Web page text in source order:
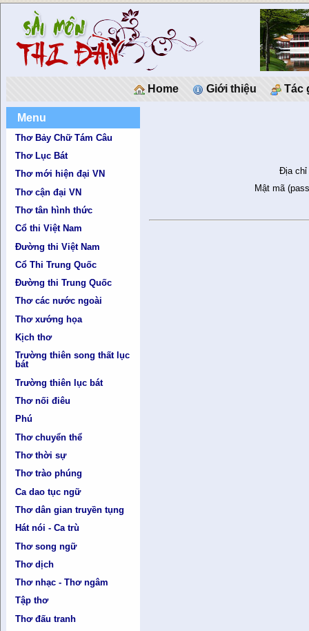
Home Giới thiệu Tác
Menu
Thơ Bảy Chữ Tám Câu
Thơ Lục Bát
Thơ mới hiện đại VN
Thơ cận đại VN
Thơ tân hình thức
Cổ thi Việt Nam
Đường thi Việt Nam
Cổ Thi Trung Quốc
Đường thi Trung Quốc
Thơ các nước ngoài
Thơ xướng họa
Kịch thơ
Trường thiên song thất lục
bát
Trường thiên lục bát
Thơ nối điêu
Phú
Thơ chuyển thể
Thơ thời sự
Thơ trào phúng
Ca dao tục ngữ
Thơ dân gian truyền tụng
Hát nói - Ca trù
Thơ song ngữ
Thơ dịch
Thơ nhạc - Thơ ngâm
Tập thơ
Thơ đấu tranh
Địa chỉ
Mật mã